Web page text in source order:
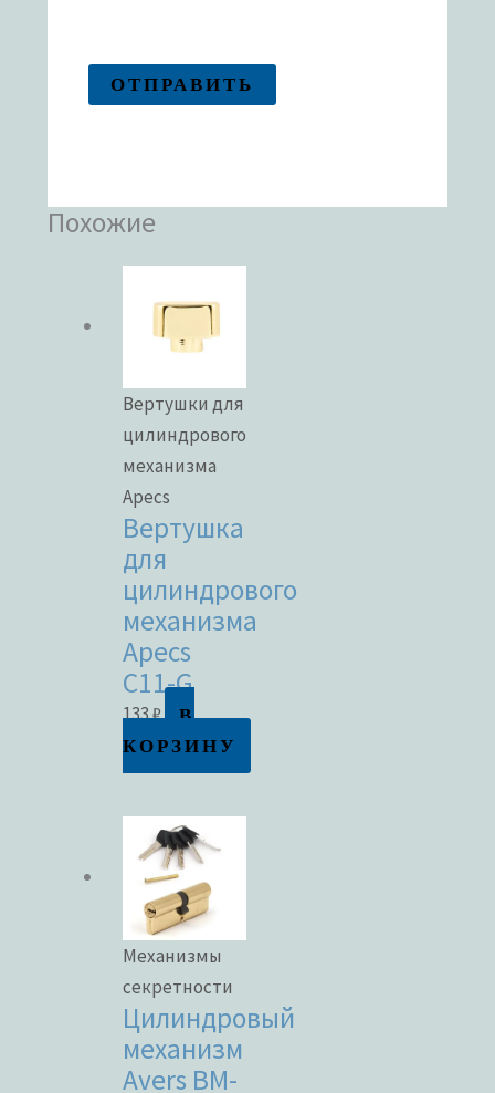
Похожие
Вертушки для
цилиндрового
механизма
Apecs
Вертушка
для
цилиндрового
механизма
Apecs
C11-G
133₽
В
КОРЗИНУ
Механизмы
секретности
Цилиндровый
механизм
Avers BM-